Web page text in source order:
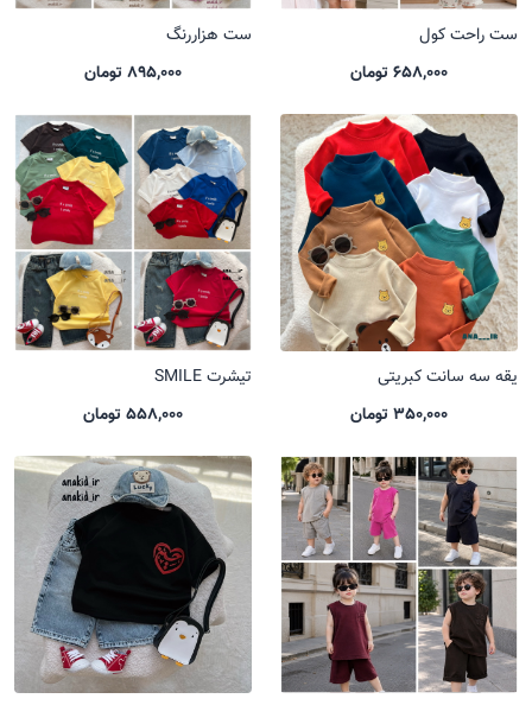
ست راحت کول
658,000 تومان
ست هزاررنگ
895,000 تومان
یقه سه سانت کبریتی
350,000 تومان
تیشرت SMILE
558,000 تومان